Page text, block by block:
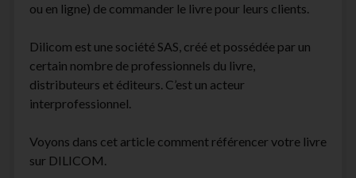
ou en ligne) de commander le livre pour leurs clients.
Dilicom est une société SAS, créé et possédée par un
certain nombre de professionnels du livre,
distributeurs et éditeurs. C’est un acteur
interprofessionnel.
Voyons dans cet article comment référencer votre livre
sur DILICOM.